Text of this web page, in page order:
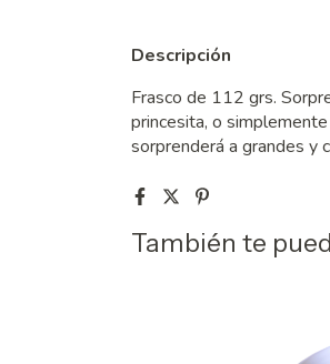
Descripción
Frasco de 112 grs.
princesita, o
sorprenderá a grandes y
También te